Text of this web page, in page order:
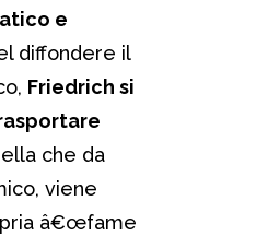
e
diffondere il
Friedrich si
che da
viene
â€œfame